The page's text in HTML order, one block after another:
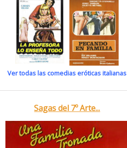
Ver todas las comedias eróticas italianas
Sagas del 7º Arte...